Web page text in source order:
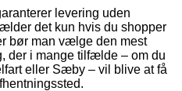
levering uden
det kun hvis du shopper
bør man vælge den mest
der i mange tilfælde – om du
eller Sæby – vil blive at få